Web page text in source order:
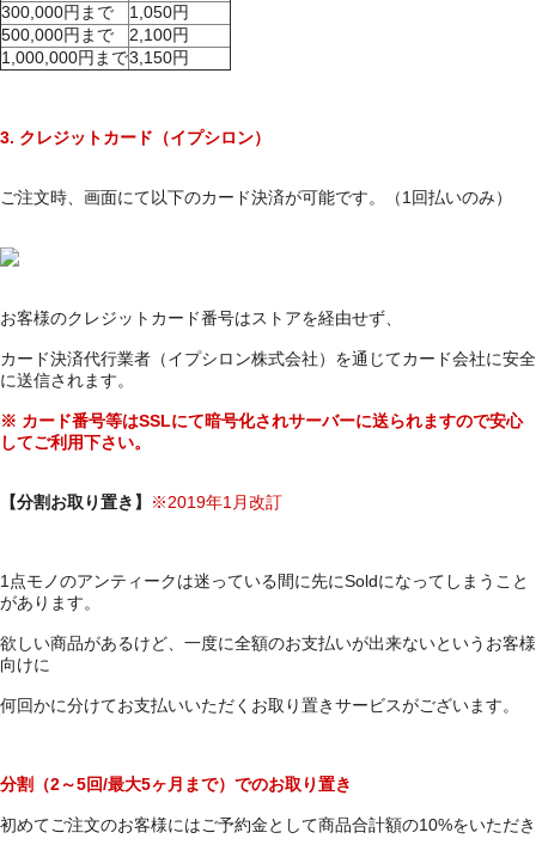
300,000円まで
1,050円
500,000円まで
2,100円
1,000,000円まで3,150円
3. クレジットカード（イプシロン）
ご注文時、画面にて以下のカード決済が可能です。（1回払いのみ）
お客様のクレジットカード番号はストアを経由せず、
カード決済代行業者（イプシロン株式会社）を通じてカード会社に安全
に送信されます。
※ カード番号等はSSLにて暗号化されサーバーに送られますので安心
してご利用下さい。
【分割お取り置き】 ※2019年1月改訂
1点モノのアンティークは迷っている間に先にSoldになってしまうこと
があります。
欲しい商品があるけど、一度に全額のお支払いが出来ないというお客様
向けに
何回かに分けてお支払いいただくお取り置きサービスがございます。
分割（2～5回/最大5ヶ月まで）でのお取り置き
初めてご注文のお客様にはご予約金として商品合計額の10%をいただき